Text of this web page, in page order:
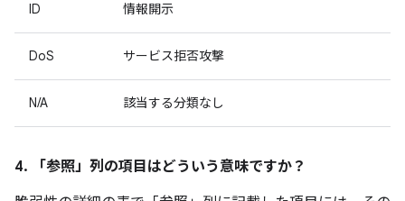
ID 情報開示
DoS サービス拒否攻撃
N/A 該当する分類なし
4. 「参照」 列の項目はどういう意味ですか？